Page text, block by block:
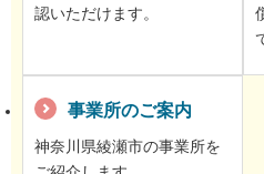
認いただけます。
事業所のご案内
神奈川県綾瀬市の事業所を